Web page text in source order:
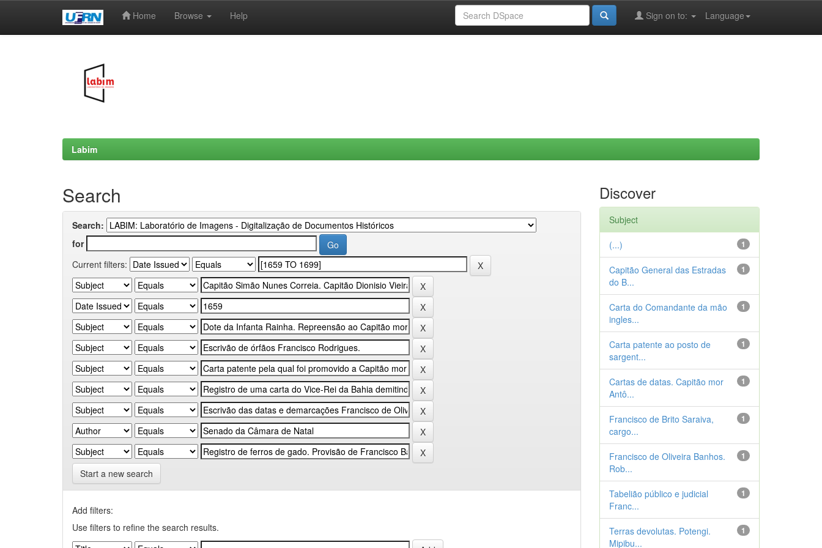
Home Browse Help Language
Sign on to:
Labim
Search
Search:
for
Current filters:
Start a new search
Add filters:
Use filters to refine the search results.
Discover
Subject
1
(...)
1
Capitão General das Estradas
do B...
1
Carta do Comandante da mão
ingles...
1
Carta patente ao posto de
sargent...
1
Cartas de datas. Capitão mor
Antô...
1
Francisco de Brito Saraiva,
cargo...
1
Francisco de Oliveira Banhos.
Rob...
1
Tabelião público e judicial
Franc...
1
Terras devolutas. Potengi.
Mipibu...